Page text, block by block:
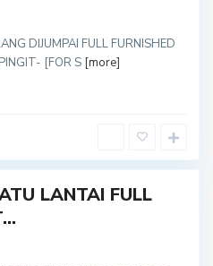
DIJUMPAI FULL FURNISHED
[FOR S [more]
LANTAI FULL